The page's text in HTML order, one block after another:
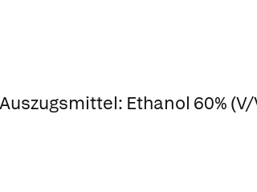
Ethanol 60% (V/